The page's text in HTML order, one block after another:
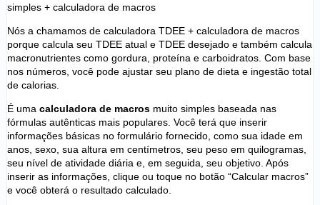
simples + calculadora de macros
Nós a chamamos de calculadora TDEE + calculadora de macros
porque calcula seu TDEE atual e TDEE desejado e também calcula
macronutrientes como gordura, proteína e carboidratos. Com base
nos números, você pode ajustar seu plano de dieta e ingestão total
de calorias
É uma calculadora de macros muito simples baseada nas
fórmulas autênticas mais populares. Você terá que inserir
informações básicas no formulário fornecido, como sua idade em
anos, sexo, sua altura em centímetros, seu peso em quilogramas,
seu nível de atividade diária e, em seguida, seu objetivo. Após
inserir as informações, clique ou toque no botão “Calcular macros”
e você obterá o resultado calculado.